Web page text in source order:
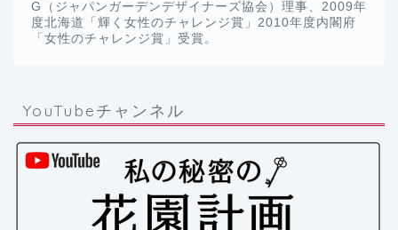
G（ジャパンガーデンデザイナーズ協会）理事、2009年
度北海道「輝く女性のチャレンジ賞」2010年度内閣府
「女性のチャレンジ賞」受賞。
YouTubeチャンネル